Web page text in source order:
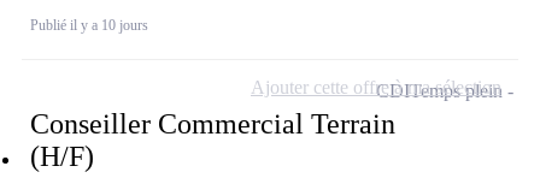
Publié il y a 10 jours
Conseiller Commercial Terrain
(H/F)
CDITemps plein
Ajouter cette offre à ma sélection